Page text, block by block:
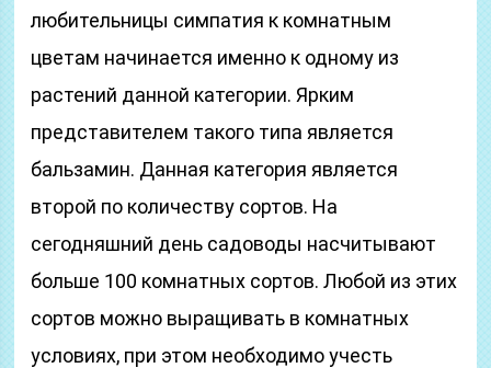
любительницы симпатия к комнатным
цветам начинается именно к одному из
растений данной категории. Ярким
представителем такого типа является
бальзамин. Данная категория является
второй по количеству сортов. На
сегодняшний день садоводы насчитывают
больше 100 комнатных сортов. Любой из этих
сортов можно выращивать в комнатных
условиях, при этом необходимо учесть